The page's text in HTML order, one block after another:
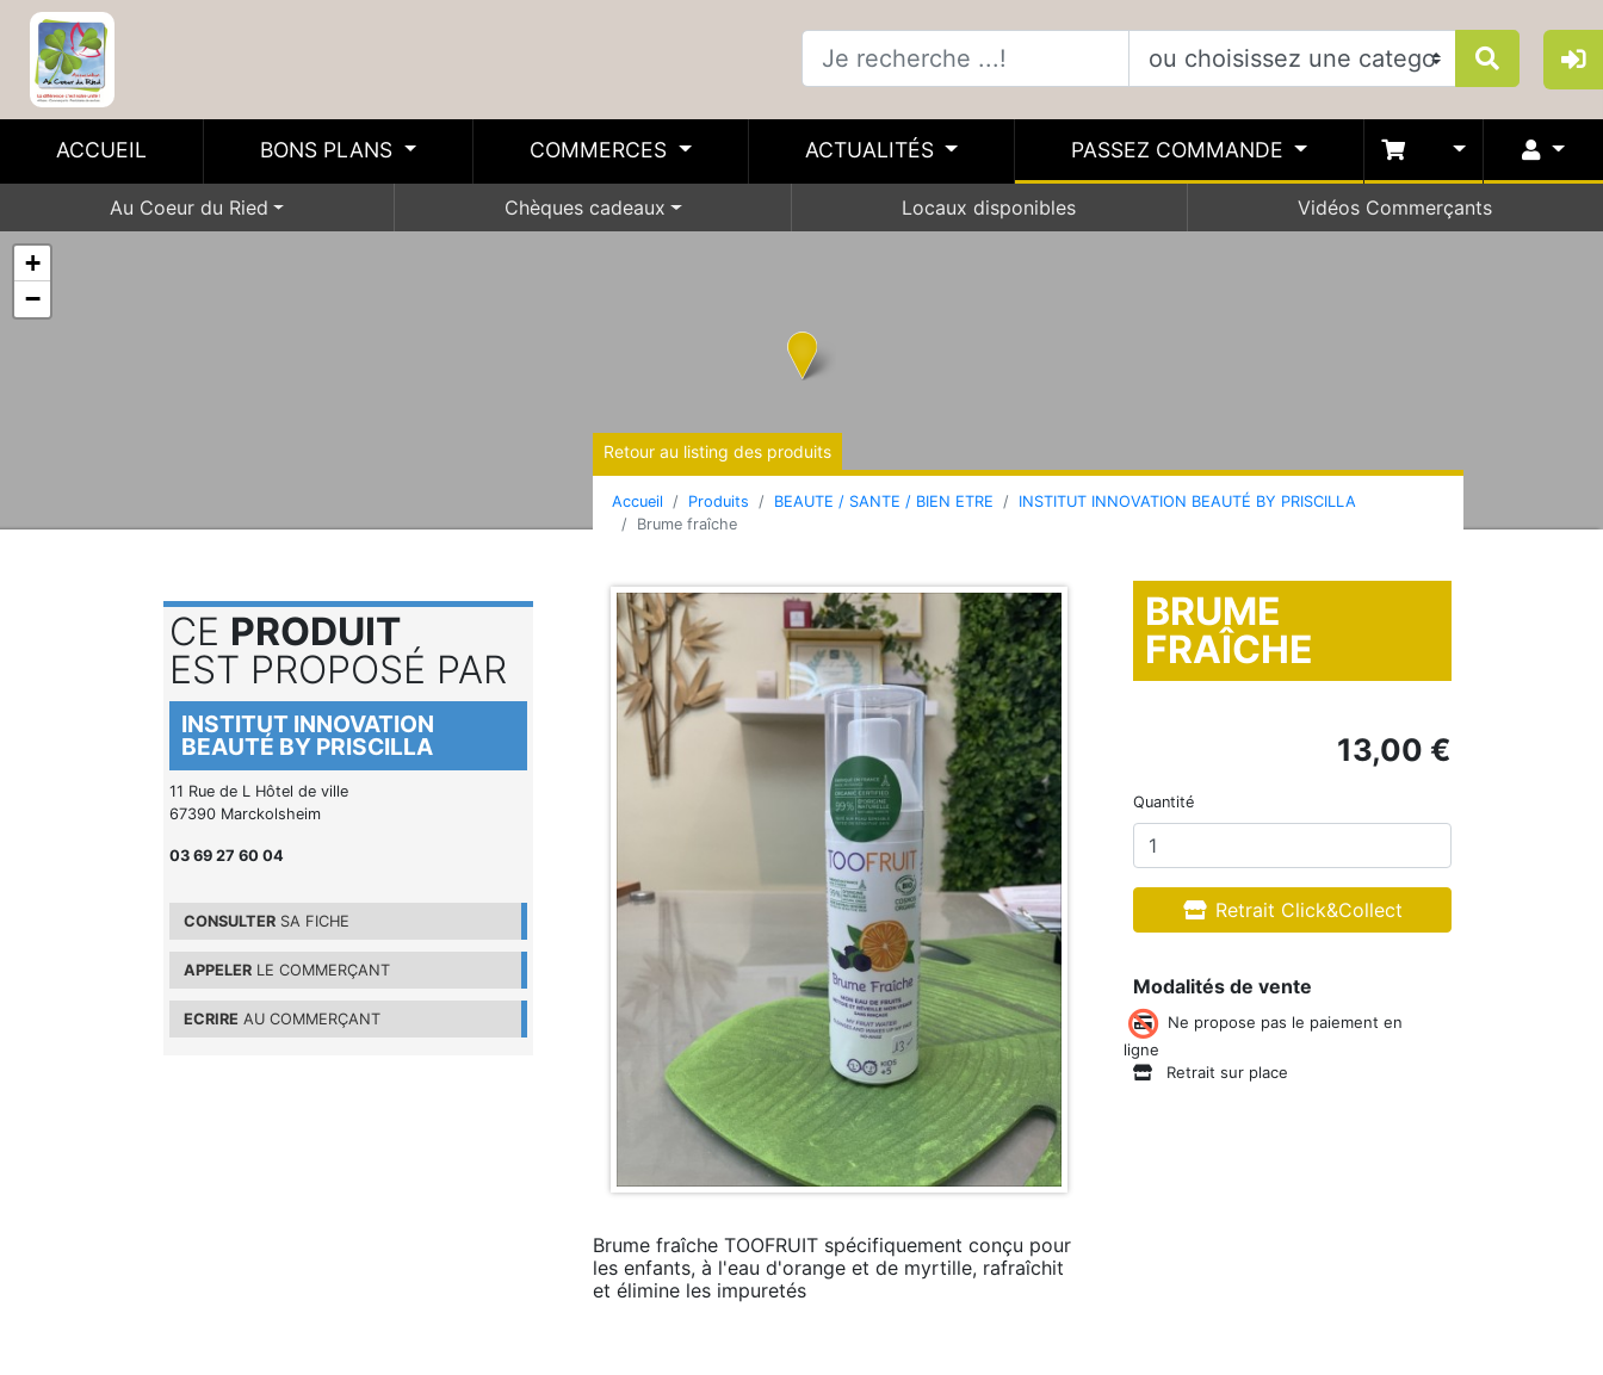
ACCUEIL BONS PLANS COMMERCES ACTUALITÉS PASSEZ COMMANDE
Au Coeur du Ried Chèques cadeaux Locaux disponibles Vidéos Commerçants
+
−
Retour au listing des produits
Accueil Produits BEAUTE / SANTE / BIEN ETRE
INSTITUT INNOVATION BEAUTÉ BY PRISCILLA
Brume fraîche
Brume fraîche TOOFRUIT spécifiquement conçu pour
les enfants, à l'eau d'orange et de myrtille, rafraîchit
et élimine les impuretés
BRUME
FRAÎCHE
13,00 €
Quantité
Retrait Click&Collect
Modalités de vente
Ne propose pas le paiement en
ligne
Retrait sur place
CE PRODUIT
EST PROPOSÉ PAR
INSTITUT INNOVATION
BEAUTÉ BY PRISCILLA
11 Rue de L Hôtel de ville
67390 Marckolsheim
03 69 27 60 04
CONSULTER SA FICHE
APPELER LE COMMERÇANT
ECRIRE AU COMMERÇANT